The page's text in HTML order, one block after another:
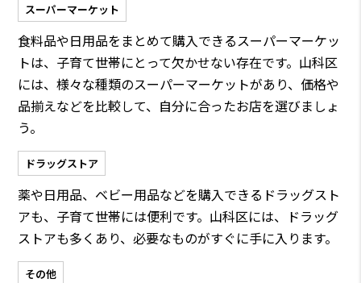
スーパーマーケット
食料品や日用品をまとめて購入できるスーパーマーケッ
トは、子育て世帯にとって欠かせない存在です。山科区
には、様々な種類のスーパーマーケットがあり、価格や
品揃えなどを比較して、自分に合ったお店を選びましょ
う。
ドラッグストア
薬や日用品、ベビー用品などを購入できるドラッグスト
アも、子育て世帯には便利です。山科区には、ドラッグ
ストアも多くあり、必要なものがすぐに手に入ります。
その他